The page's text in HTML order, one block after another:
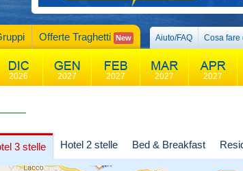
Offerte Traghetti New Aiuto/FAQ Cosa fare
2026 2027 2027 2027 2027
3 stelle Hotel 2 stelle Bed & Breakfast